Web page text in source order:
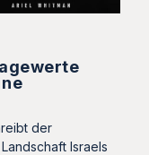
der
Israels